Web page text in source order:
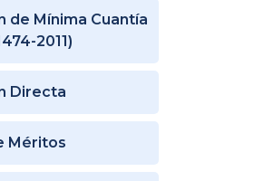
de Mínima Cuantía
2011)
Directa
Méritos